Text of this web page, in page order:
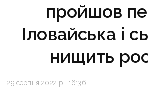
пройшов
Іловайська і
нищить
29 серпня 2022 р., 16:36